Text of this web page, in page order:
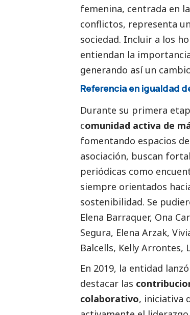
femenina, centrada en
conflictos, representa
sociedad. Incluir a los
entiendan la
generando así un
Referencia en igualdad
Durante su primera
comunidad activa de
fomentando espacios
asociación, buscan
periódicas como
siempre orientados
sostenibilidad. Se
Elena Barraquer, Ona
Segura, Elena Arzak,
Balcells, Kelly Arrontes,
En 2019, la entidad
destacar las
colaborativo, iniciativa